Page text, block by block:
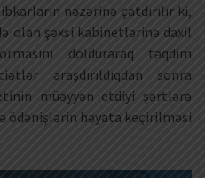
nəzərinə çatdırılır ki,
olan şəxsi kabinetlərinə daxil
dolduraraq təqdim
araşdırıldıqdan sonra
müəyyən etdiyi şərtlərə
ödənişlərin həyata keçirilməsi